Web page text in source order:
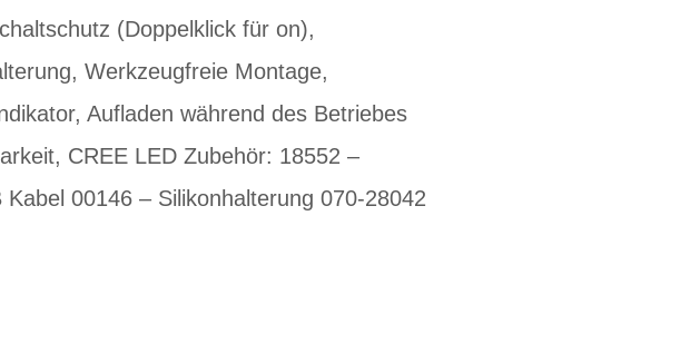
(Doppelklick für on),
Werkzeugfreie Montage,
Aufladen während des Betriebes
CREE LED Zubehör: 18552 –
00146 – Silikonhalterung 070-28042